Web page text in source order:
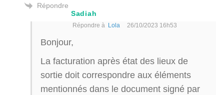
Répondre
Sadiah
Répondre à Lola 26/10/2023 16h53
Bonjour,
La facturation après état des lieux de
sortie doit correspondre aux éléments
mentionnés dans le document signé par